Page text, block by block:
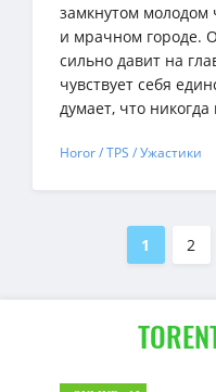
замкнутом
и мрачном городе.
сильно давит на
чувствует себя
думает, что
Horor / TPS / Ужастики
1 2